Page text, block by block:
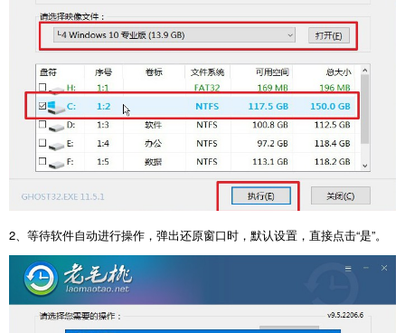
2、等待软件自动进行操作，弹出还原窗口时，默认设置，直接点击“是”。